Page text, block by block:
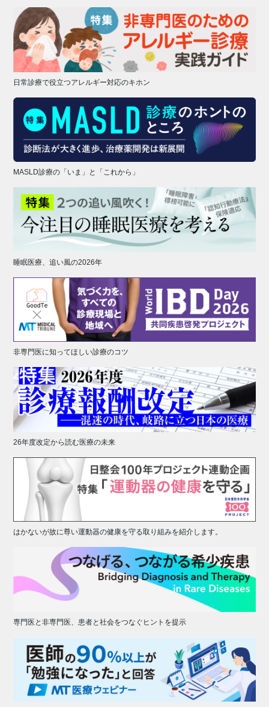
日常診療で役立つアレルギー対応のキホン
MASLD診療の「いま」と「これから」
睡眠医療、追い風の2026年
非専門医に知ってほしい診療のコツ
26年度改定から読む医療の未来
はかないが故に尊い運動器の健康を守る取り組みを紹介します。
専門医と非専門医、患者と社会をつなぐヒントを提示